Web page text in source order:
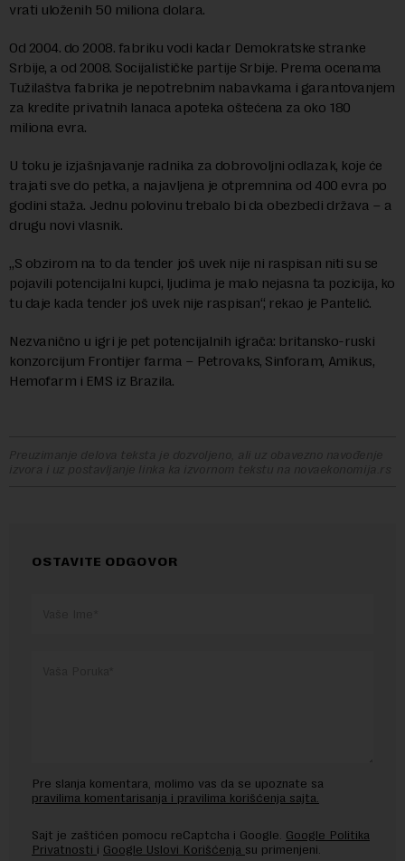
vrati uloženih 50 miliona dolara.
Od 2004. do 2008. fabriku vodi kadar Demokratske stranke
Srbije, a od 2008. Socijalističke partije Srbije. Prema ocenama
Tužilaštva fabrika je nepotrebnim nabavkama i garantovanjem
za kredite privatnih lanaca apoteka oštećena za oko 180
miliona evra.
U toku je izjašnjavanje radnika za dobrovoljni odlazak, koje će
trajati sve do petka, a najavljena je otpremnina od 400 evra po
godini staža. Jednu polovinu trebalo bi da obezbedi država – a
drugu novi vlasnik.
„S obzirom na to da tender još uvek nije ni raspisan niti su se
pojavili potencijalni kupci, ljudima je malo nejasna ta pozicija, ko
tu daje kada tender još uvek nije raspisan“, rekao je Pantelić.
Nezvanično u igri je pet potencijalnih igrača: britansko-ruski
konzorcijum Frontijer farma – Petrovaks, Sinforam, Amikus,
Hemofarm i EMS iz Brazila.
Preuzimanje delova teksta je dozvoljeno, ali uz obavezno navođenje
izvora i uz postavljanje linka ka izvornom tekstu na novaekonomija.rs
OSTAVITE ODGOVOR
Pre slanja komentara, molimo vas da se upoznate sa
pravilima komentarisanja i pravilima korišćenja sajta.
Sajt je zaštićen pomocu reCaptcha i Google. Google Politika
Privatnosti i Google Uslovi Korišćenja su primenjeni.